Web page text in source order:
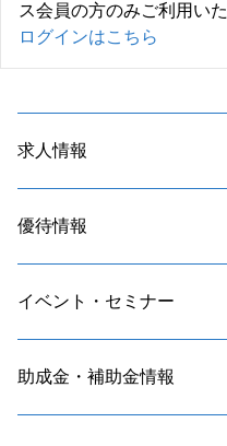
ス会員の方のみご利用いた
ログインはこちら
求人情報
優待情報
イベント・セミナー
助成金・補助金情報